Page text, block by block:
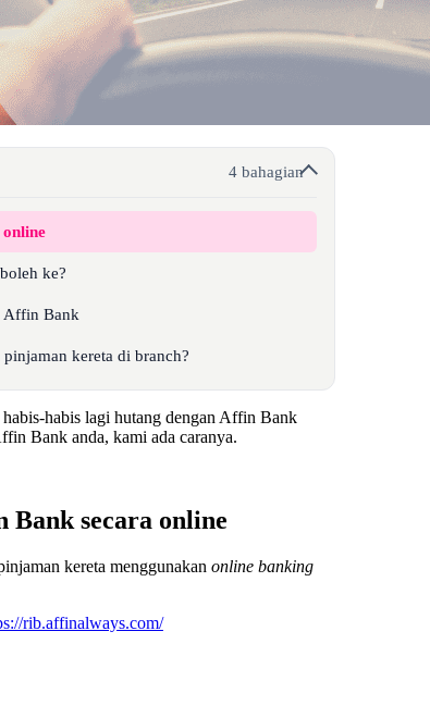
4 bahagian
ke?
Affin Bank
kereta di branch?
habis lagi hutang dengan Affin Bank
Bank anda, kami ada caranya.
Bank secara online
kereta menggunakan online banking
rib.affinalways.com/